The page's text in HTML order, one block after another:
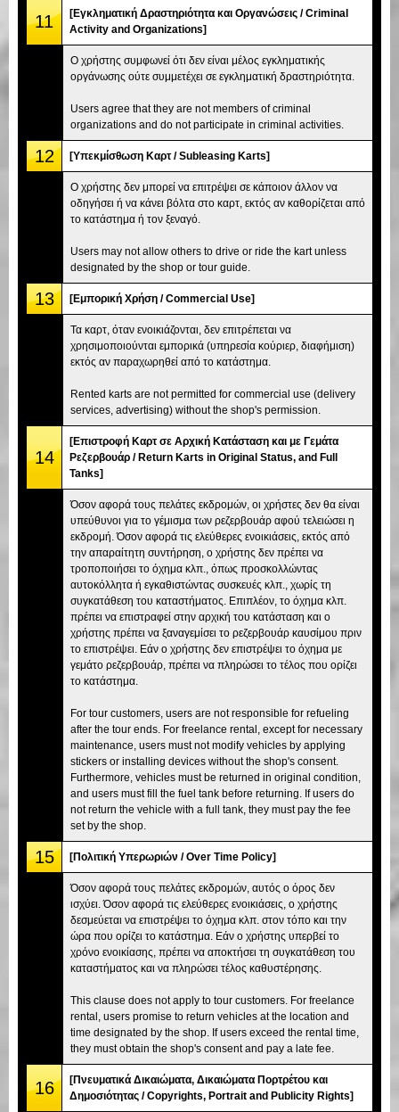
11
[Εγκληματική Δραστηριότητα και Οργανώσεις / Criminal
Activity and Organizations]
Ο χρήστης συμφωνεί ότι δεν είναι μέλος εγκληματικής
οργάνωσης ούτε συμμετέχει σε εγκληματική δραστηριότητα.
Users agree that they are not members of criminal
organizations and do not participate in criminal activities.
12 [Υπεκμίσθωση Καρτ / Subleasing Karts]
Ο χρήστης δεν μπορεί να επιτρέψει σε κάποιον άλλον να
οδηγήσει ή να κάνει βόλτα στο καρτ, εκτός αν καθορίζεται από
το κατάστημα ή τον ξεναγό.
Users may not allow others to drive or ride the kart unless
designated by the shop or tour guide.
13 [Εμπορική Χρήση / Commercial Use]
Τα καρτ, όταν ενοικιάζονται, δεν επιτρέπεται να
χρησιμοποιούνται εμπορικά (υπηρεσία κούριερ, διαφήμιση)
εκτός αν παραχωρηθεί από το κατάστημα.
Rented karts are not permitted for commercial use (delivery
services, advertising) without the shop's permission.
14
[Επιστροφή Καρτ σε Αρχική Κατάσταση και με Γεμάτα
Ρεζερβουάρ / Return Karts in Original Status, and Full
Tanks]
Όσον αφορά τους πελάτες εκδρομών, οι χρήστες δεν θα είναι
υπεύθυνοι για το γέμισμα των ρεζερβουάρ αφού τελειώσει η
εκδρομή. Όσον αφορά τις ελεύθερες ενοικιάσεις, εκτός από
την απαραίτητη συντήρηση, ο χρήστης δεν πρέπει να
τροποποιήσει το όχημα κλπ., όπως προσκολλώντας
αυτοκόλλητα ή εγκαθιστώντας συσκευές κλπ., χωρίς τη
συγκατάθεση του καταστήματος. Επιπλέον, το όχημα κλπ.
πρέπει να επιστραφεί στην αρχική του κατάσταση και ο
χρήστης πρέπει να ξαναγεμίσει το ρεζερβουάρ καυσίμου πριν
το επιστρέψει. Εάν ο χρήστης δεν επιστρέψει το όχημα με
γεμάτο ρεζερβουάρ, πρέπει να πληρώσει το τέλος που ορίζει
το κατάστημα.
For tour customers, users are not responsible for refueling
after the tour ends. For freelance rental, except for necessary
maintenance, users must not modify vehicles by applying
stickers or installing devices without the shop's consent.
Furthermore, vehicles must be returned in original condition,
and users must fill the fuel tank before returning. If users do
not return the vehicle with a full tank, they must pay the fee
set by the shop.
15 [Πολιτική Υπερωριών / Over Time Policy]
Όσον αφορά τους πελάτες εκδρομών, αυτός ο όρος δεν
ισχύει. Όσον αφορά τις ελεύθερες ενοικιάσεις, ο χρήστης
δεσμεύεται να επιστρέψει το όχημα κλπ. στον τόπο και την
ώρα που ορίζει το κατάστημα. Εάν ο χρήστης υπερβεί το
χρόνο ενοικίασης, πρέπει να αποκτήσει τη συγκατάθεση του
καταστήματος και να πληρώσει τέλος καθυστέρησης.
This clause does not apply to tour customers. For freelance
rental, users promise to return vehicles at the location and
time designated by the shop. If users exceed the rental time,
they must obtain the shop's consent and pay a late fee.
16
[Πνευματικά Δικαιώματα, Δικαιώματα Πορτρέτου και
Δημοσιότητας / Copyrights, Portrait and Publicity Rights]